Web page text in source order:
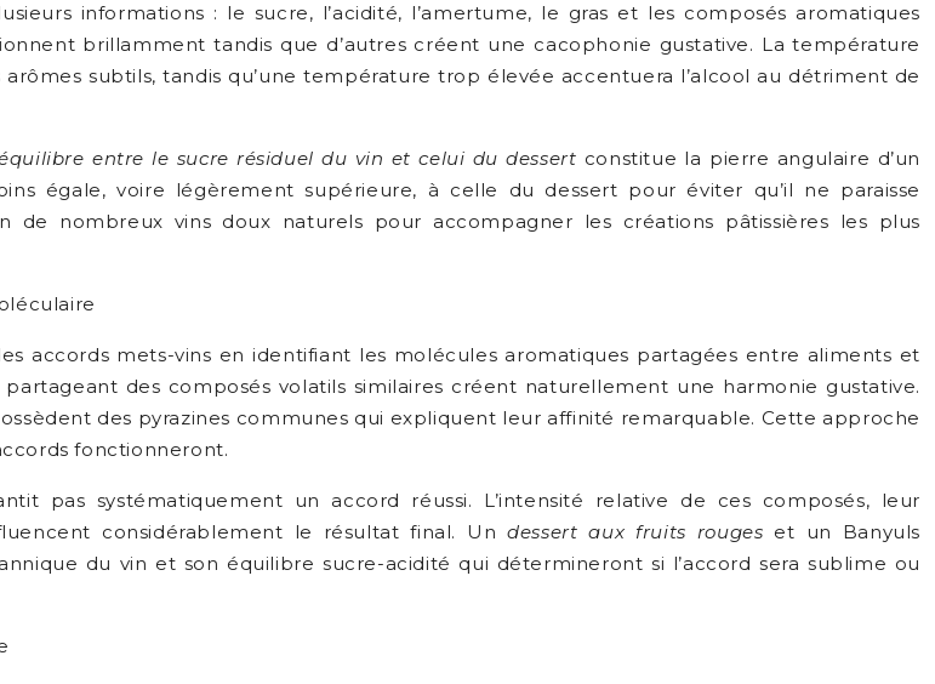
informations : le sucre, l’acidité, l’amertume, le gras et les composés aromatiques
brillamment tandis que d’autres créent une cacophonie gustative. La température
subtils, tandis qu’une température trop élevée accentuera l’alcool au détriment de
entre le sucre résiduel du vin et celui du dessert constitue la pierre angulaire d’un
égale, voire légèrement supérieure, à celle du dessert pour éviter qu’il ne paraisse
de nombreux vins doux naturels pour accompagner les créations pâtissières les plus
accords mets-vins en identifiant les molécules aromatiques partagées entre aliments et
des composés volatils similaires créent naturellement une harmonie gustative.
des pyrazines communes qui expliquent leur affinité remarquable. Cette approche
fonctionneront.
pas systématiquement un accord réussi. L’intensité relative de ces composés, leur
considérablement le résultat final. Undessert aux fruits rouges et un Banyuls
du vin et son équilibre sucre-acidité qui détermineront si l’accord sera sublime ou